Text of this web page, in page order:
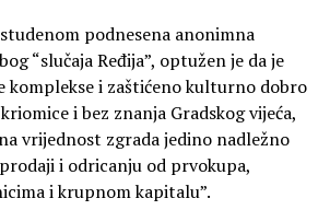
podnesena anonimna
“slučaja Ređija”, optužen je da je
komplekse i zaštićeno kulturno dobro
i bez znanja Gradskog vijeća,
vrijednost zgrada jedino nadležno
i odricanju od prvokupa,
i krupnom kapitalu”.